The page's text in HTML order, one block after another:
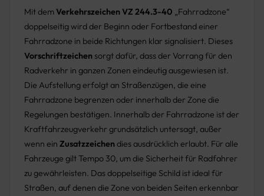
Mit demVerkehrszeichen VZ 244.3-40 „Fahrradzone“
doppelseitig wird der Beginn oder Fortbestand einer
Fahrradzone in beide Richtungen klar signalisiert. Dieses
Vorschriftzeichen sorgt dafür, dass der Vorrang für den
Radverkehr in ganzen Zonen eindeutig ausgewiesen ist.
Die Aufstellung erfolgt an Straßenzügen, die eine
Fahrradzone begrenzen oder innerhalb der Zone die
Regelungen bestätigen. Innerhalb der Fahrradzone ist der
Kraftfahrzeugverkehr grundsätzlich untersagt, außer
wenn ein Zusatzzeichendies ausdrücklich erlaubt. Für alle
Fahrzeuge gilt Tempo 30, um die Sicherheit für Radfahrer
zu gewährleisten. Das doppelseitige Schild ist ideal für
Straßen, auf denen die Zone von beiden Seiten erkennbar